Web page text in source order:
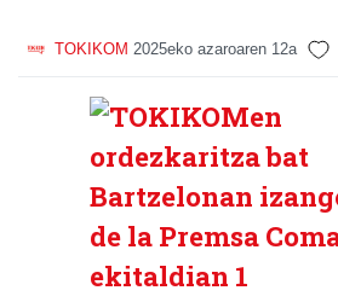
TOKIKOM 2025eko azaroaren 12a